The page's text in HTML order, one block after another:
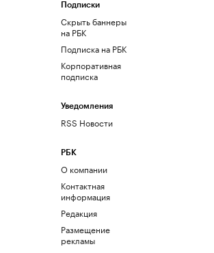
Подписки
Скрыть баннеры
на РБК
Подписка на РБК
Корпоративная
подписка
Уведомления
RSS Новости
РБК
О компании
Контактная
информация
Редакция
Размещение
рекламы